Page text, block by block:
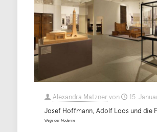
Alexandra Matznervon
15.
Josef Hoffmann, Adolf Loos und die
Wege der Moderne